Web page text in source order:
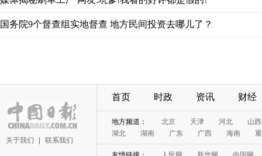
关于我们 联系我们
首页 时政 资讯 财经